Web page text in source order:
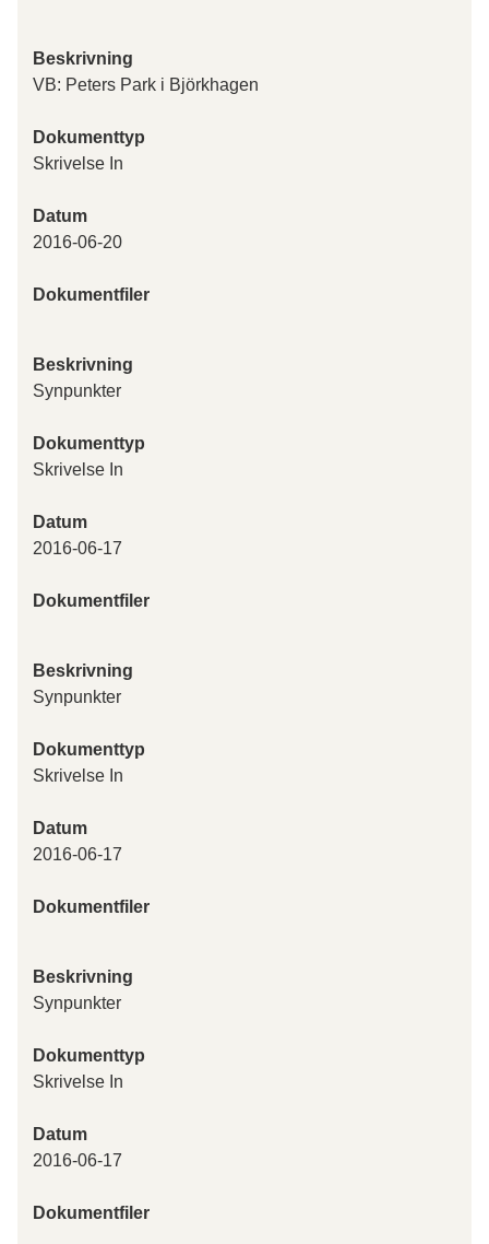
Beskrivning
VB: Peters Park i Björkhagen
Dokumenttyp
Skrivelse In
Datum
2016-06-20
Dokumentfiler
Beskrivning
Synpunkter
Dokumenttyp
Skrivelse In
Datum
2016-06-17
Dokumentfiler
Beskrivning
Synpunkter
Dokumenttyp
Skrivelse In
Datum
2016-06-17
Dokumentfiler
Beskrivning
Synpunkter
Dokumenttyp
Skrivelse In
Datum
2016-06-17
Dokumentfiler